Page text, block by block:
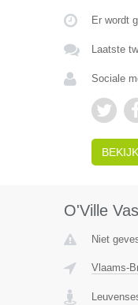
Er wordt
Laatste
Sociale
O'Ville
Niet
Vlaams-